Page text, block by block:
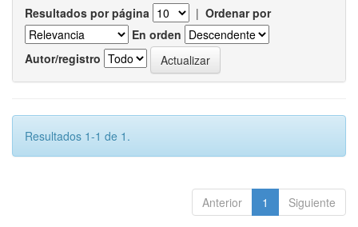
Resultados por página | Ordenar por
En orden
Autor/registro
Resultados 1-1 de 1.
Anterior 1 Siguiente